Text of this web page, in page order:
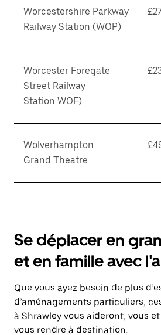
Worcestershire Parkway
Railway Station (WOP)
Worcester Foregate
Street Railway
Station WOF)
Wolverhampton
Grand Theatre
Se déplacer en
et en famille avec
Que vous ayez besoin de plus
d’aménagements particuliers,
à Shrawley vous aideront, vous
vous rendre à destination.